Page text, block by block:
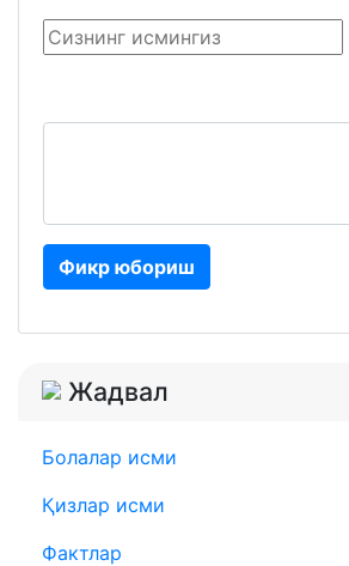
Фикр юбориш
Жадвал
Болалар исми
Қизлар исми
Фактлар